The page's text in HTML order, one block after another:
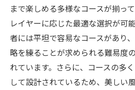
まで楽しめる多様なコースが揃っ
レイヤーに応じた最適な選択が可
者には平坦で容易なコースがあり
略を練ることが求められる難易度
れています。さらに、コースの多
して設計されているため、美しい